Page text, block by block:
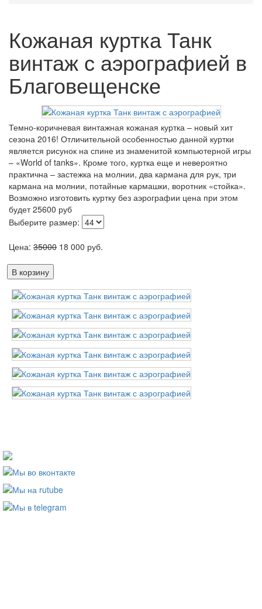
Кожаная куртка Танк
винтаж с аэрографией в
Благовещенске
Темно-коричневая винтажная кожаная куртка – новый хит
сезона 2016! Отличительной особенностью данной куртки
является рисунок на спине из знаменитой компьютерной игры
– «World of tanks». Кроме того, куртка еще и невероятно
практична – застежка на молнии, два кармана для рук, три
кармана на молнии, потайные кармашки, воротник «стойка».
Возможно изготовить куртку без аэрографии цена при этом
будет 25600 руб
Выберите размер:
Цена: 35000 18 000 руб.
В корзину